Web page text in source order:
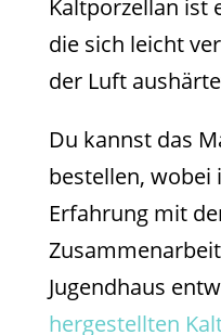
Kaltporzellan ist
die sich leicht
der Luft
Du kannst das
bestellen, wobei
Erfahrung mit
Jugendhaus
hergestellten